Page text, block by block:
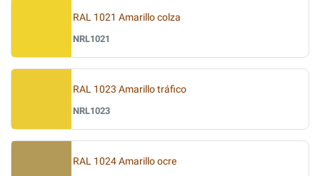
RAL 1021 Amarillo colza
NRL1021
RAL 1023 Amarillo tráfico
NRL1023
RAL 1024 Amarillo ocre